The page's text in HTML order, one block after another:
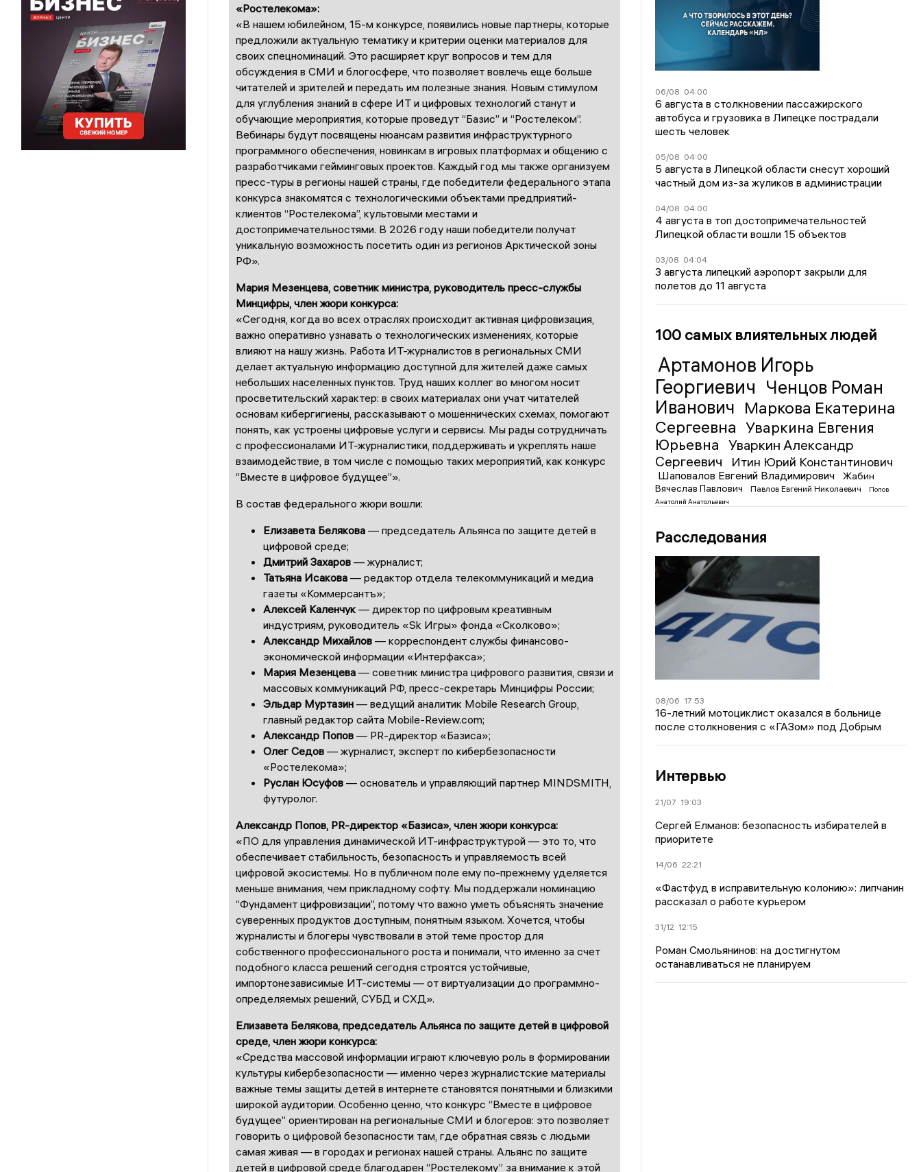
«Ростелекома»:
«В нашем юбилейном, 15-м конкурсе, появились новые партнеры, которые
предложили актуальную тематику и критерии оценки материалов для
своих спецноминаций. Это расширяет круг вопросов и тем для
обсуждения в СМИ и блогосфере, что позволяет вовлечь еще больше
читателей и зрителей и передать им полезные знания. Новым стимулом
для углубления знаний в сфере ИТ и цифровых технологий станут и
обучающие мероприятия, которые проведут “Базис” и “Ростелеком”.
Вебинары будут посвящены нюансам развития инфраструктурного
программного обеспечения, новинкам в игровых платформах и общению с
разработчиками гейминговых проектов. Каждый год мы также организуем
пресс-туры в регионы нашей страны, где победители федерального этапа
конкурса знакомятся с технологическими объектами предприятий-
клиентов “Ростелекома”, культовыми местами и
достопримечательностями. В 2026 году наши победители получат
уникальную возможность посетить один из регионов Арктической зоны
РФ».
Мария Мезенцева, советник министра, руководитель пресс-службы
Минцифры, член жюри конкурса:
«Сегодня, когда во всех отраслях происходит активная цифровизация,
важно оперативно узнавать о технологических изменениях, которые
влияют на нашу жизнь. Работа ИТ-журналистов в региональных СМИ
делает актуальную информацию доступной для жителей даже самых
небольших населенных пунктов. Труд наших коллег во многом носит
просветительский характер: в своих материалах они учат читателей
основам кибергигиены, рассказывают о мошеннических схемах, помогают
понять, как устроены цифровые услуги и сервисы. Мы рады сотрудничать
с профессионалами ИТ-журналистики, поддерживать и укреплять наше
взаимодействие, в том числе с помощью таких мероприятий, как конкурс
“Вместе в цифровое будущее”».
В состав федерального жюри вошли:
Елизавета Белякова— председатель Альянса по защите детей в
цифровой среде;
Дмитрий Захаров— журналист;
Татьяна Исакова— редактор отдела телекоммуникаций и медиа
газеты «Коммерсантъ»;
Алексей Каленчук— директор по цифровым креативным
индустриям, руководитель «Sk Игры» фонда «Сколково»;
Александр Михайлов— корреспондент службы финансово-
экономической информации «Интерфакса»;
Мария Мезенцева— советник министра цифрового развития, связи и
массовых коммуникаций РФ, пресс-секретарь Минцифры России;
Эльдар Муртазин— ведущий аналитик Mobile Research Group,
главный редактор сайта Mobile-Review.com;
Александр Попов— PR-директор «Базиса»;
Олег Седов— журналист, эксперт по кибербезопасности
«Ростелекома»;
Руслан Юсуфов— основатель и управляющий партнер MINDSMITH,
футуролог.
Александр Попов, PR-директор «Базиса», член жюри конкурса:
«ПО для управления динамической ИТ-инфраструктурой — это то, что
обеспечивает стабильность, безопасность и управляемость всей
цифровой экосистемы. Но в публичном поле ему по-прежнему уделяется
меньше внимания, чем прикладному софту. Мы поддержали номинацию
“Фундамент цифровизации”, потому что важно уметь объяснять значение
суверенных продуктов доступным, понятным языком. Хочется, чтобы
журналисты и блогеры чувствовали в этой теме простор для
собственного профессионального роста и понимали, что именно за счет
подобного класса решений сегодня строятся устойчивые,
импортонезависимые ИТ-системы — от виртуализации до программно-
определяемых решений, СУБД и СХД».
Елизавета Белякова, председатель Альянса по защите детей в цифровой
среде, член жюри конкурса:
«Средства массовой информации играют ключевую роль в формировании
культуры кибербезопасности — именно через журналистские материалы
важные темы защиты детей в интернете становятся понятными и близкими
широкой аудитории. Особенно ценно, что конкурс “Вместе в цифровое
будущее” ориентирован на региональные СМИ и блогеров: это позволяет
говорить о цифровой безопасности там, где обратная связь с людьми
самая живая — в городах и регионах нашей страны. Альянс по защите
детей в цифровой среде благодарен “Ростелекому” за внимание к этой
06/08 04:00
6 августа в столкновении пассажирского
автобуса и грузовика в Липецке пострадали
шесть человек
05/08 04:00
5 августа в Липецкой области снесут хороший
частный дом из-за жуликов в администрации
04/08 04:00
4 августа в топ достопримечательностей
Липецкой области вошли 15 объектов
03/08 04:04
3 августа липецкий аэропорт закрыли для
полетов до 11 августа
100 самых влиятельных людей
Артамонов Игорь
Георгиевич Ченцов Роман
Иванович Маркова Екатерина
Сергеевна Уваркина Евгения
Юрьевна
Уваркин Александр
Сергеевич
Итин Юрий Константинович
Шаповалов Евгений Владимирович
Жабин
Вячеслав Павлович
Павлов Евгений Николаевич
Попов
Анатолий Анатольевич
Расследования
08/06 17:53
16-летний мотоциклист оказался в больнице
после столкновения с «ГАЗом» под Добрым
Интервью
21/07 19:03
Сергей Елманов: безопасность избирателей в
приоритете
14/06 22:21
«Фастфуд в исправительную колонию»: липчанин
рассказал о работе курьером
31/12 12:15
Роман Смольянинов: на достигнутом
останавливаться не планируем